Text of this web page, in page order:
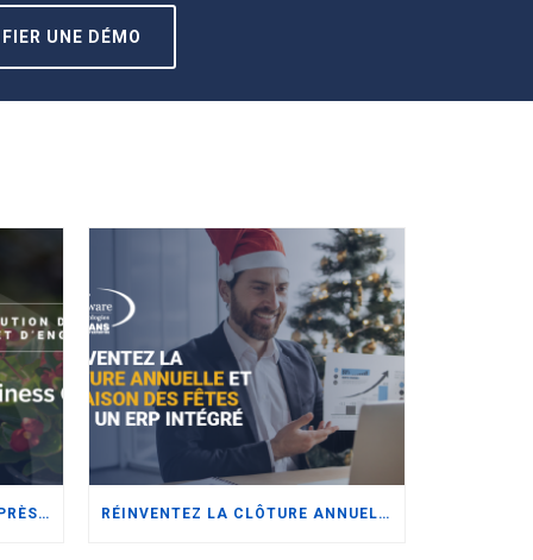
UNE DÉMO
MIGRATION DES SYSTÈMES APRÈS ACQUISITION : ADAPTER L’ERP AUX BESOINS DU SECTEUR DE LA DISTRIBUTION DE SEMENCES ET D’ENGRAIS RÉINVENTEZ LA CLÔTURE ANNUELLE ET LA SAISON DES FÊTES AVEC UN ERP INTÉGRÉ